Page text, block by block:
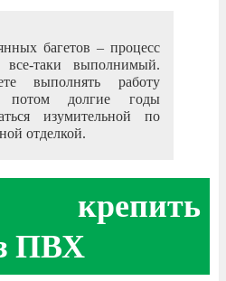
багетов – процесс
все-таки выполнимый.
выполнять работу
потом долгие годы
изумительной по
отделкой.
ПВХ